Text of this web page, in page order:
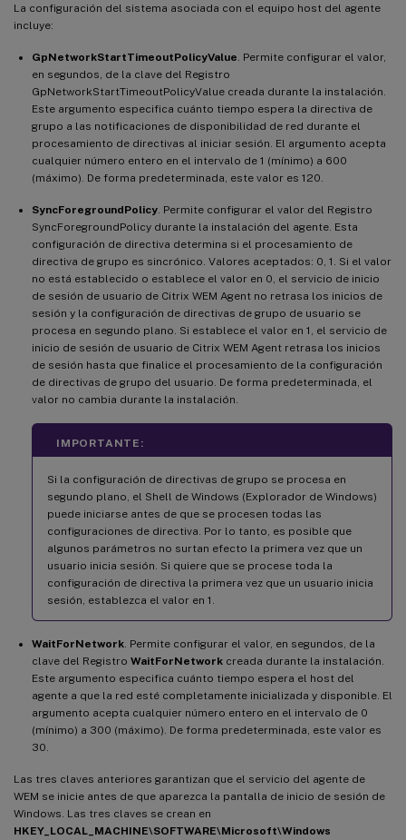
La configuración del sistema asociada con el equipo host del agente
incluye:
GpNetworkStartTimeoutPolicyValue . Permite configurar el valor,
en segundos, de la clave del Registro
GpNetworkStartTimeoutPolicyValue creada durante la instalación.
Este argumento especifica cuánto tiempo espera la directiva de
grupo a las notificaciones de disponibilidad de red durante el
procesamiento de directivas al iniciar sesión. El argumento acepta
cualquier número entero en el intervalo de 1 (mínimo) a 600
(máximo). De forma predeterminada, este valor es 120.
SyncForegroundPolicy . Permite configurar el valor del Registro
SyncForegroundPolicy durante la instalación del agente. Esta
configuración de directiva determina si el procesamiento de
directiva de grupo es sincrónico. Valores aceptados: 0, 1. Si el valor
no está establecido o establece el valor en 0, el servicio de inicio
de sesión de usuario de Citrix WEM Agent no retrasa los inicios de
sesión y la configuración de directivas de grupo de usuario se
procesa en segundo plano. Si establece el valor en 1, el servicio de
inicio de sesión de usuario de Citrix WEM Agent retrasa los inicios
de sesión hasta que finalice el procesamiento de la configuración
de directivas de grupo del usuario. De forma predeterminada, el
valor no cambia durante la instalación.
IMPORTANTE:
Si la configuración de directivas de grupo se procesa en
segundo plano, el Shell de Windows (Explorador de Windows)
puede iniciarse antes de que se procesen todas las
configuraciones de directiva. Por lo tanto, es posible que
algunos parámetros no surtan efecto la primera vez que un
usuario inicia sesión. Si quiere que se procese toda la
configuración de directiva la primera vez que un usuario inicia
sesión, establezca el valor en 1.
WaitForNetwork . Permite configurar el valor, en segundos, de la
clave del Registro WaitForNetwork creada durante la instalación.
Este argumento especifica cuánto tiempo espera el host del
agente a que la red esté completamente inicializada y disponible. El
argumento acepta cualquier número entero en el intervalo de 0
(mínimo) a 300 (máximo). De forma predeterminada, este valor es
30.
Las tres claves anteriores garantizan que el servicio del agente de
WEM se inicie antes de que aparezca la pantalla de inicio de sesión de
Windows. Las tres claves se crean en
HKEY_LOCAL_MACHINE\SOFTWARE\Microsoft\Windows